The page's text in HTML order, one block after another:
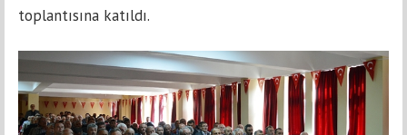
toplantısına katıldı.